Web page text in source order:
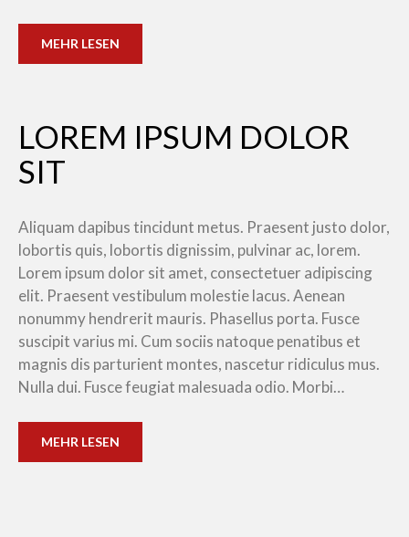
MEHR LESEN
LOREM IPSUM DOLOR
SIT
Aliquam dapibus tincidunt metus. Praesent justo dolor,
lobortis quis, lobortis dignissim, pulvinar ac, lorem.
Lorem ipsum dolor sit amet, consectetuer adipiscing
elit. Praesent vestibulum molestie lacus. Aenean
nonummy hendrerit mauris. Phasellus porta. Fusce
suscipit varius mi. Cum sociis natoque penatibus et
magnis dis parturient montes, nascetur ridiculus mus.
Nulla dui. Fusce feugiat malesuada odio. Morbi…
MEHR LESEN